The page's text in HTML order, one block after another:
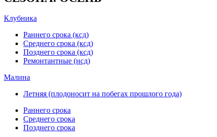
Клубника
Раннего срока (ксд)
Среднего срока (ксд)
Позднего срока (ксд)
Ремонтантные (нсд)
Малина
Летняя (плодоносит на побегах прошлого года)
Раннего срока
Среднего срока
Позднего срока